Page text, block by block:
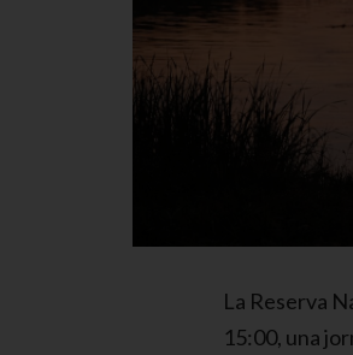
La Reserva
15:00, una